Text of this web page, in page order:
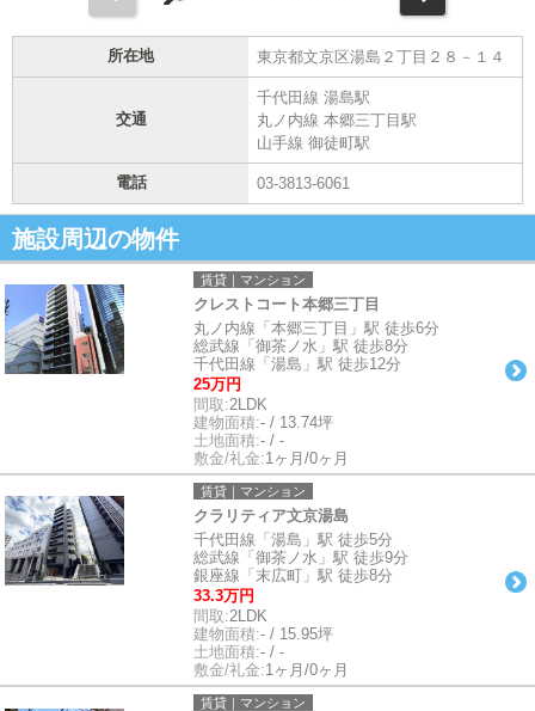
所在地 東京都文京区湯島２丁目２８－１４
交通
千代田線 湯島駅
丸ノ内線 本郷三丁目駅
山手線 御徒町駅
電話 03-3813-6061
施設周辺の物件
賃貸｜マンション
クレストコート本郷三丁目
丸ノ内線「本郷三丁目」駅 徒歩6分
総武線「御茶ノ水」駅 徒歩8分
千代田線「湯島」駅 徒歩12分
25万円
間取:2LDK
建物面積:- / 13.74坪
土地面積:- / -
敷金/礼金:1ヶ月/0ヶ月
賃貸｜マンション
クラリティア文京湯島
千代田線「湯島」駅 徒歩5分
総武線「御茶ノ水」駅 徒歩9分
銀座線「末広町」駅 徒歩8分
33.3万円
間取:2LDK
建物面積:- / 15.95坪
土地面積:- / -
敷金/礼金:1ヶ月/0ヶ月
賃貸｜マンション